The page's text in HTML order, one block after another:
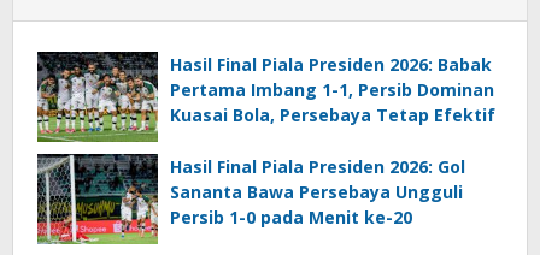
Hasil Final Piala Presiden 2026: Babak
Pertama Imbang 1-1, Persib Dominan
Kuasai Bola, Persebaya Tetap Efektif
Hasil Final Piala Presiden 2026: Gol
Sananta Bawa Persebaya Ungguli
Persib 1-0 pada Menit ke-20